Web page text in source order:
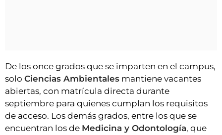
De los once grados que se imparten en el campus,
solo Ciencias Ambientales mantiene vacantes
abiertas, con matrícula directa durante
septiembre para quienes cumplan los requisitos
de acceso. Los demás grados, entre los que se
encuentran los de Medicina y Odontología, que